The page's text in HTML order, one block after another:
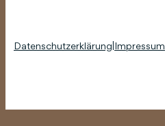
Datenschutzerklärung Impressum